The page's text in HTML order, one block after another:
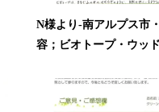
N様より-南アルプス市
容；ビオトープ・ウッ